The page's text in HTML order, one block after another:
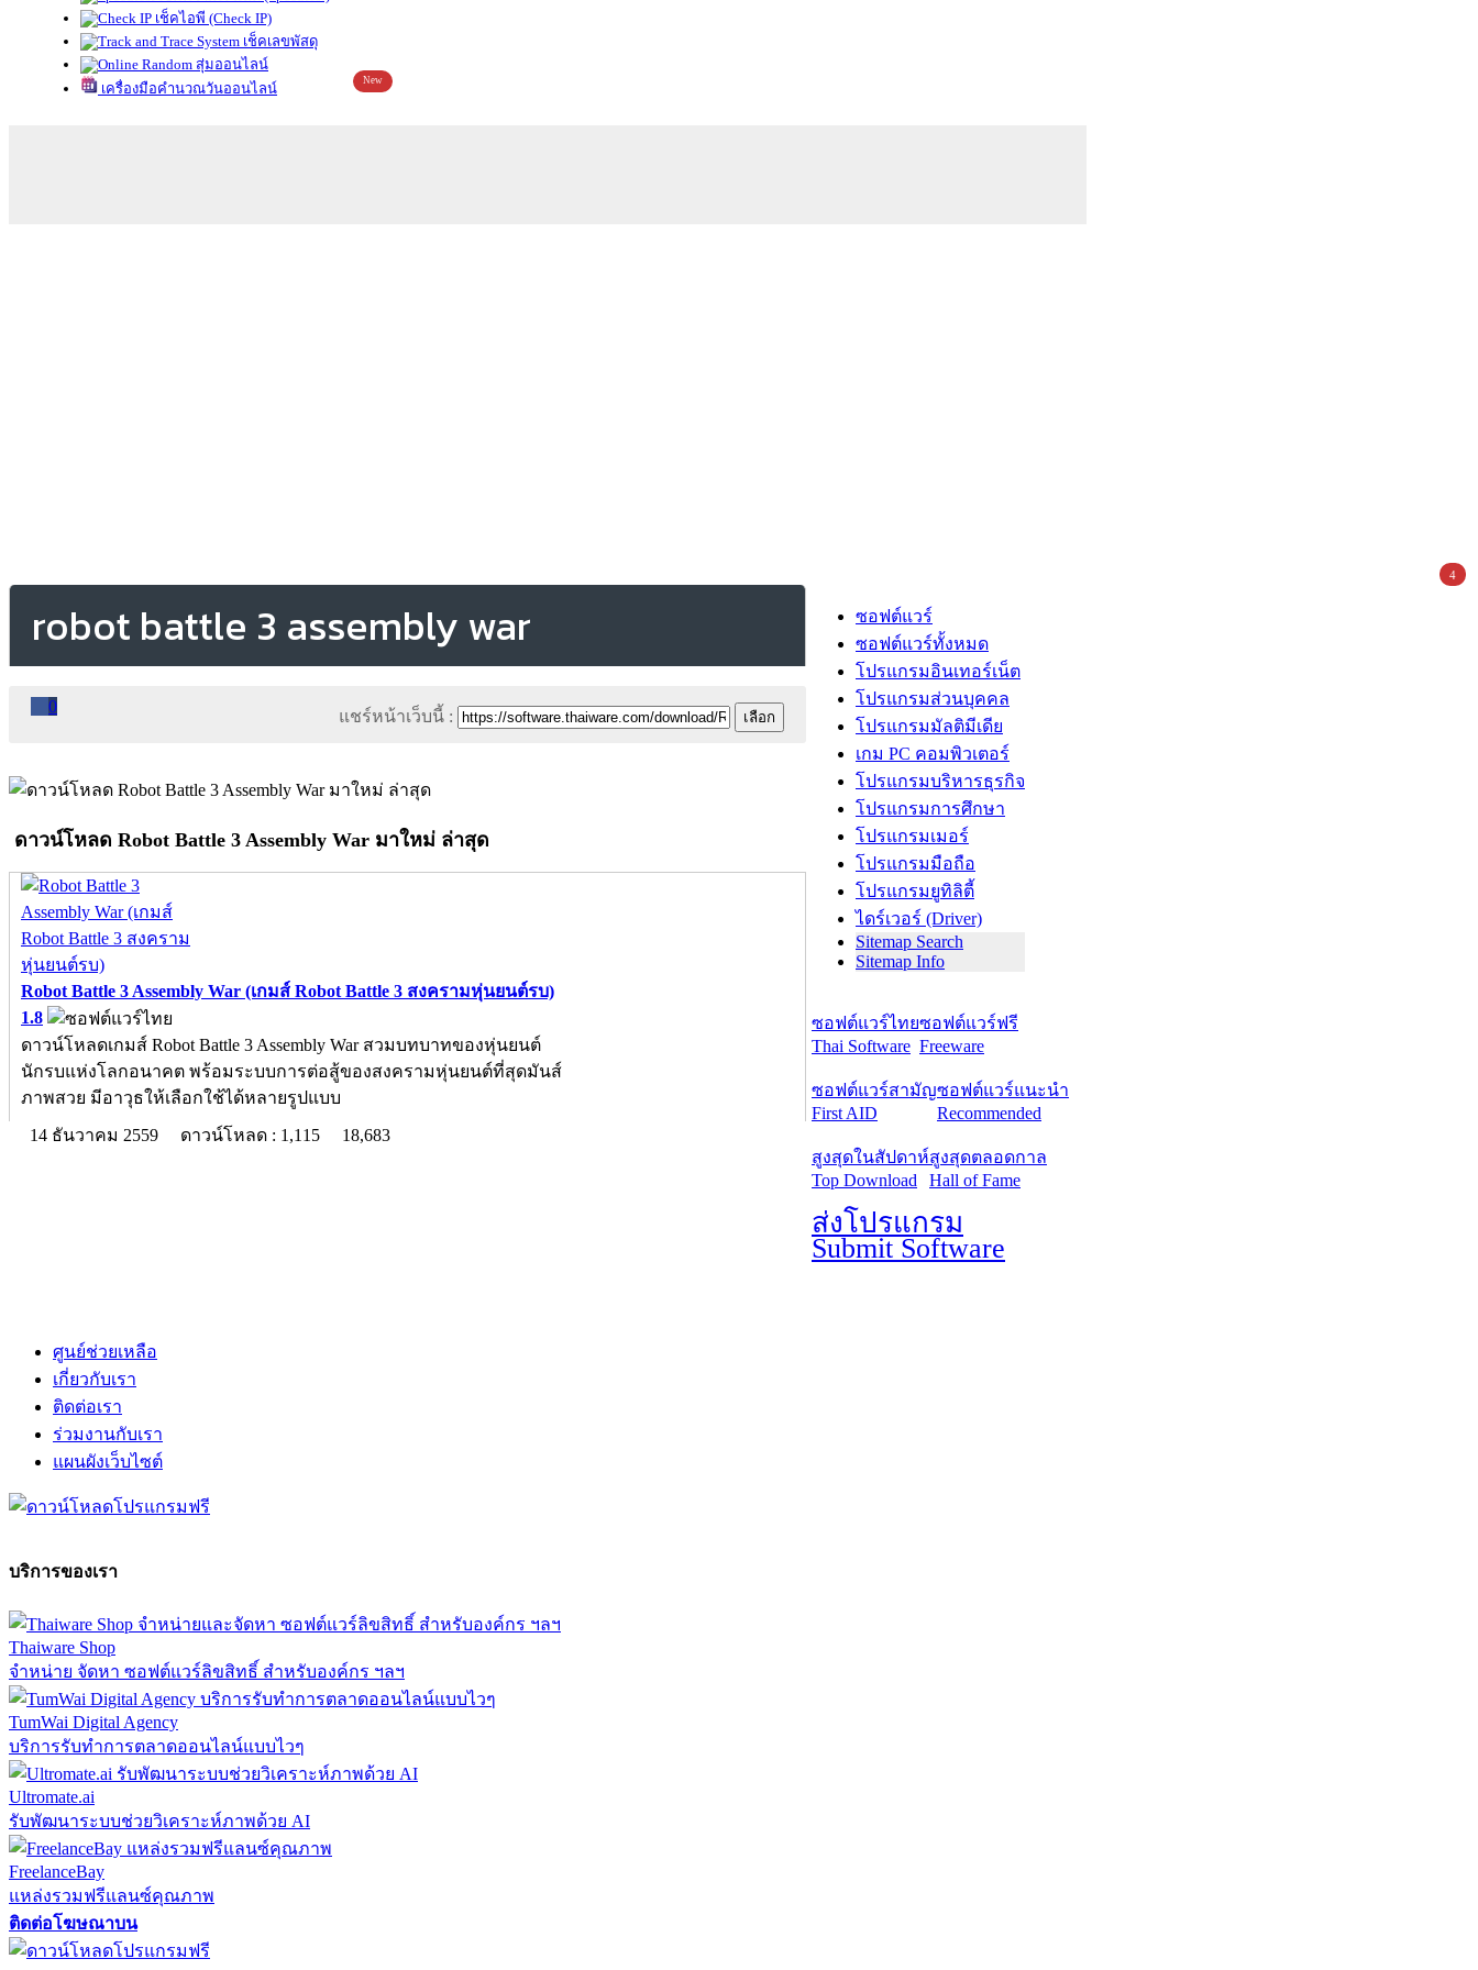
เช็คไอพี (Check IP)
เช็คเลขพัสดุ
สุ่มออนไลน์
เครื่องมือคำนวณวันออนไลน์
New
robot battle 3 assembly war
0
แชร์หน้าเว็บนี้ :
ดาวน์โหลด Robot Battle 3 Assembly War มาใหม่ ล่าสุด
Robot Battle 3 Assembly War (เกมส์ Robot Battle 3 สงครามหุ่นยนต์รบ)
1.8
ดาวน์โหลดเกมส์ Robot Battle 3 Assembly War สวมบทบาทของหุ่นยนต์
นักรบแห่งโลกอนาคต พร้อมระบบการต่อสู้ของสงครามหุ่นยนต์ที่สุดมันส์
ภาพสวย มีอาวุธให้เลือกใช้ได้หลายรูปแบบ
14 ธันวาคม 2559
ดาวน์โหลด : 1,115 18,683
ซอฟต์แวร์
ซอฟต์แวร์ทั้งหมด
โปรแกรมอินเทอร์เน็ต
โปรแกรมส่วนบุคคล
โปรแกรมมัลติมีเดีย
เกม PC คอมพิวเตอร์
โปรแกรมบริหารธุรกิจ
โปรแกรมการศึกษา
โปรแกรมเมอร์
โปรแกรมมือถือ
โปรแกรมยูทิลิตี้
ไดร์เวอร์ (Driver)
Sitemap Search
Sitemap Info
ซอฟต์แวร์ไทย
Thai Software
ซอฟต์แวร์ฟรี
Freeware
ซอฟต์แวร์สามัญ
First AID
ซอฟต์แวร์แนะนำ
Recommended
สูงสุดในสัปดาห์
Top Download
สูงสุดตลอดกาล
Hall of Fame
ส่งโปรแกรม
Submit Software
ศูนย์ช่วยเหลือ
เกี่ยวกับเรา
ติดต่อเรา
ร่วมงานกับเรา
4
แผนผังเว็บไซต์
บริการของเรา
Thaiware Shop
จำหน่าย จัดหา ซอฟต์แวร์ลิขสิทธิ์ สำหรับองค์กร ฯลฯ
TumWai Digital Agency
บริการรับทำการตลาดออนไลน์แบบไวๆ
Ultromate.ai
รับพัฒนาระบบช่วยวิเคราะห์ภาพด้วย AI
FreelanceBay
แหล่งรวมฟรีแลนซ์คุณภาพ
ติดต่อโฆษณาบน